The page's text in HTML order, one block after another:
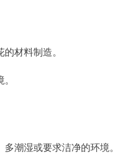
材料制造。
潮湿或要求洁净的环境。